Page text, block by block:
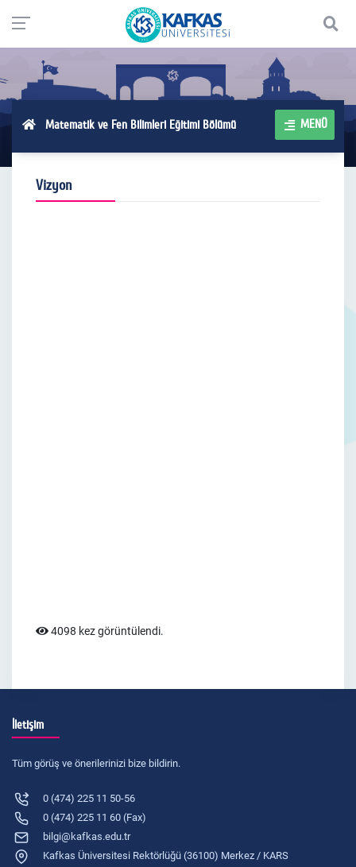
Matematik ve Fen Bilimleri Eğitimi Bölümü MENÜ
Vizyon
4098 kez görüntülendi.
İletişim
Tüm görüş ve önerilerinizi bize bildirin.
0 (474) 225 11 50-56
0 (474) 225 11 60 (Fax)
bilgi@kafkas.edu.tr
Kafkas Üniversitesi Rektörlüğü (36100) Merkez / KARS